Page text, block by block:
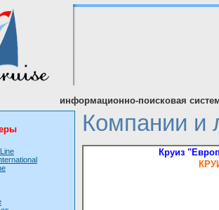
информационно-поисковая
Компании и
Круиз